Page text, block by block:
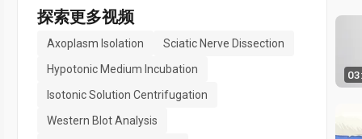
探索更多视频
Axoplasm Isolation
Sciatic Nerve Dissection
Hypotonic Medium Incubation
Isotonic Solution Centrifugation
Western Blot Analysis